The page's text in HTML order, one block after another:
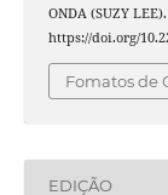
ONDA (SUZY
https://doi.org/
Fomatos de
EDIÇÃO